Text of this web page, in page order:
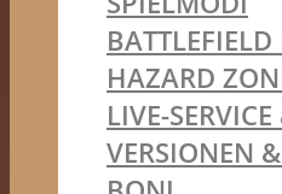
HAZARD
LIVE-
VERSIONEN